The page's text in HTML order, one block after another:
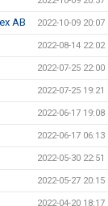
AB 2022-10-09 20:07
2022-08-14 22:02
2022-07-25 22:00
2022-07-25 19:21
2022-06-17 19:08
2022-06-17 06:13
2022-05-30 22:51
2022-05-27 20:15
2022-04-20 18:17